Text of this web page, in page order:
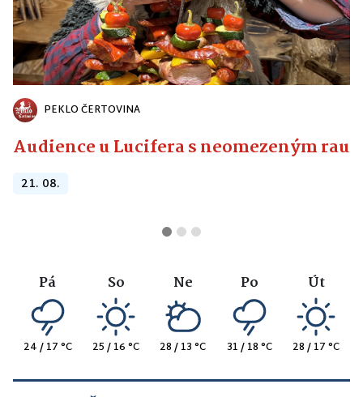
PEKLO ČERTOVINA
Audience u Lucifera s neomezeným
21. 08.
Pá
24 / 17 °C
So
25 / 16 °C
Ne
28 / 13 °C
Po
31 / 18 °C
Út
28 / 17 °C